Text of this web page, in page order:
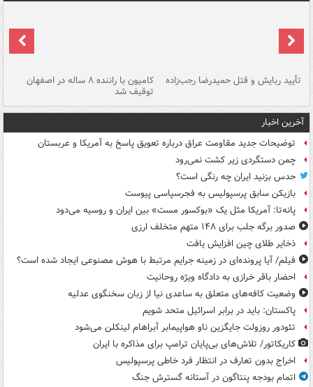
تأیید ربایش و قتل حمیدرضا رجب‌زاده کامیون با راننده ۸ ساله در اصفهان
توقیف شد
آخرین اخبار
توضیحات جدید مقاومت عراق درباره تعویق پاسخ به آمریکا و عربستان
چمن دستگردی زیر کشت نمی‌رود
حدس بزنید ایران چه رنگی است؟
بازیکن سابق پرسپولیس به فجرسپاسی پیوست
پانه‌تا: آمریکا مثل یک «بوکسور مست» بین ایران و روسیه می‌دود
صدور برگه جلب برای ۱۴۸ متهم متخلف ارزی
ذخایر طلای چین افزایش یافت
فیلم/ آیا پرونده‌ای در زمینه جرایم مرتبط با هوش مصنوعی ایجاد شده است؟
احضار باقر خرازی به دادگاه ویژه روحانیت
وضعیت کافه‌های متعلق به ساعدی نیا از زبان سخنگوی عدلیه
پاکستان: باید در برابر اسرائیل متحد شویم
تئودور روزولت جایگزین ناو هواپیمابر آبراهام لینکلن می‌شود
کاریکاتور/ تلاش‌های بی‌پایان ترامپ برای مذاکره با ایران
اخراج بدون تعارف در انتظار فرد خاطی پرسپولیس
اتمام بودجه پنتاگون در آستانه گسترش جنگ